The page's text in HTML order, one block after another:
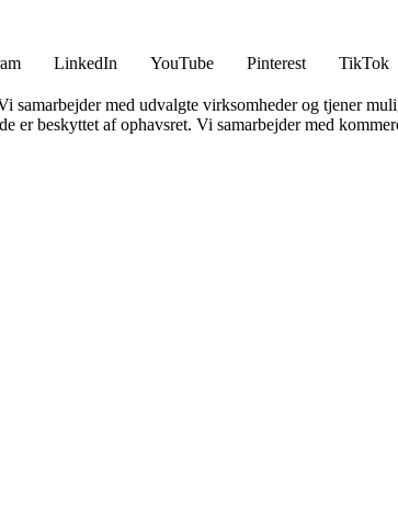
LinkedIn YouTube Pinterest TikTok
samarbejder med udvalgte virksomheder og tjener
er beskyttet af ophavsret. Vi samarbejder med